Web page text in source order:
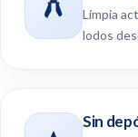
Limpia
lodos
Sin